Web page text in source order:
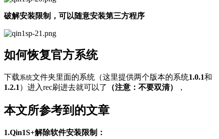
破解安装限制，可以随意安装第三方程序
如何恢复官方系统
下载系统文件夹里面的系统（这里提供两个版本的系统1.0.1和
1.2.1 ）进入rec刷进去就可以了 （注意：不要双清） ，
本文所参考到的文章
1.Qin1S+解除软件安装限制：